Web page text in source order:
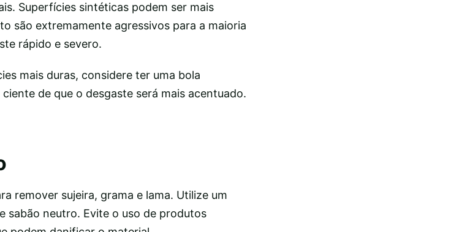
Superfícies sintéticas podem ser mais
são extremamente agressivos para a maioria
rápido e severo.
mais duras, considere ter uma bola
de que o desgaste será mais acentuado.
remover sujeira, grama e lama. Utilize um
sabão neutro. Evite o uso de produtos